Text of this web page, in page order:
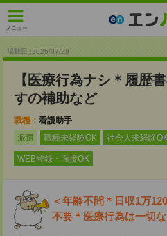
メニュー
掲載日 :2026/07/28
【医療行為ナシ＊履歴
すの補助など
職種： 看護助手
派遣
職種未経験OK 社会人未経験
WEB登録・面接OK
＜年齢不問＊日収1万
不要＊医療行為は一切な